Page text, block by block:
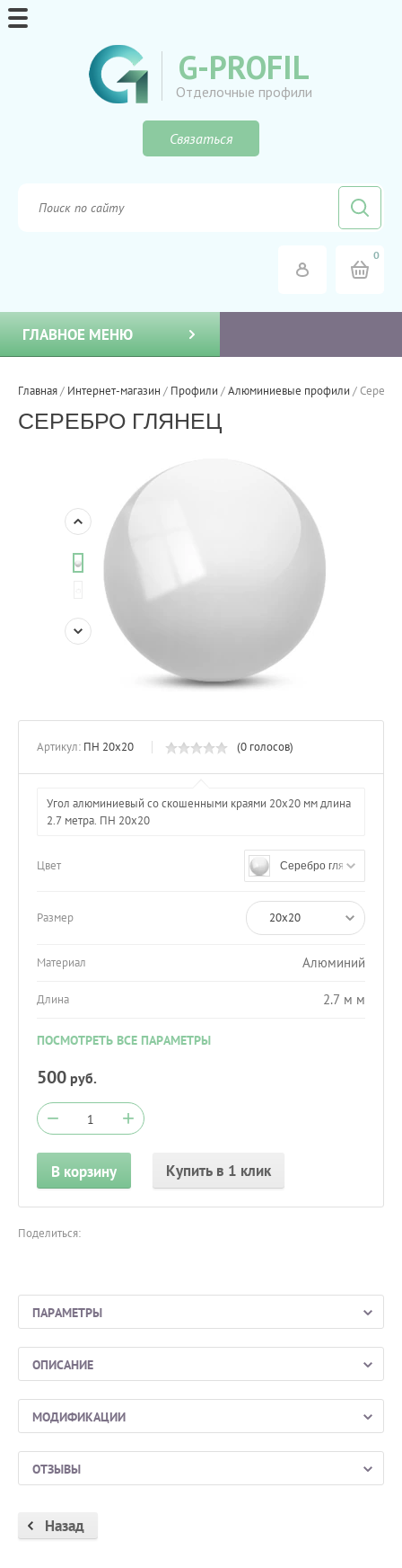
G-PROFIL
Отделочные профили
Связаться
0
ГЛАВНОЕ МЕНЮ
Главная/ Интернет-магазин / Профили /Алюминиевые профили /
СЕРЕБРО ГЛЯНЕЦ
Артикул: ПН 20х20 (0 голосов)
Угол алюминиевый со скошенными краями 20х20 мм длина
2.7 метра. ПН 20х20
Цвет Серебро глянец
Размер 20х20
Материал Алюминий
Длина 2.7 м м
ПОСМОТРЕТЬ ВСЕ ПАРАМЕТРЫ
500 руб.
− +
В корзину Купить в 1 клик
Поделиться:
ПАРАМЕТРЫ
ОПИСАНИЕ
МОДИФИКАЦИИ
ОТЗЫВЫ
Назад